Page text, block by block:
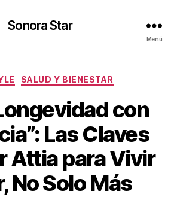
Sonora Star
Menú
Categorías
SALUD Y BIENESTAR
con
Las Claves
Attia para Vivir
No Solo Más